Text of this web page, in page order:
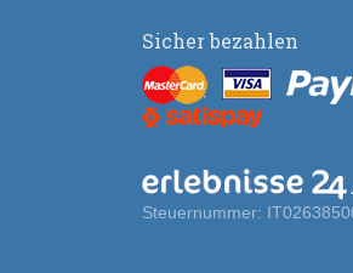
Sicher bezahlen
Steuernummer: